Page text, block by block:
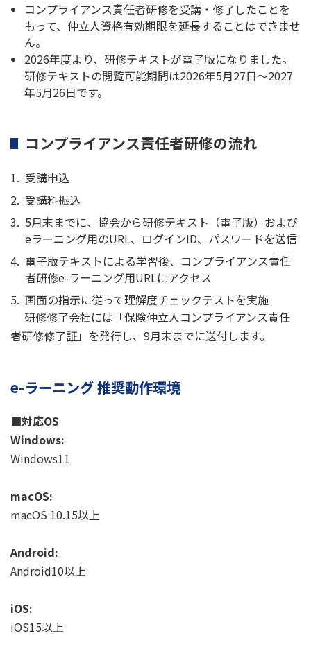
コンプライアンス責任者研修を受講・修了したことを
もって、仲立人資格有効期限を延長することはできませ
ん。
2026年度より、研修テキストが電子版になりました。
研修テキストの閲覧可能期間は2026年5月27日～2027
年5月26日です。
コンプライアンス責任者研修の流れ
受講申込
受講料振込
5月末までに、協会から研修テキスト（電子版）および
eラーニング用のURL、ログインID、パスワードを送信
電子版テキストによる学習後、コンプライアンス責任
者研修e-ラーニング用URLにアクセス
画面の指示に従って理解度チェックテストを実施
研修修了会社には「保険仲立人コンプライアンス責任
者研修修了証」を発行し、9月末までに送付します。
e-ラーニング 推奨動作環境
■対応OS
Windows:
Windows11
macOS:
macOS 10.15以上
Android:
Android10以上
iOS:
iOS15以上